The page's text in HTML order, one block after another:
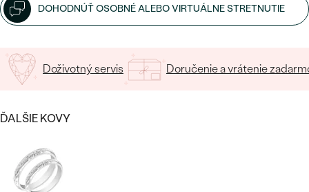
Wave kolekcia
OBJAVIŤ
OBJAVIŤ
DOHODNÚŤ OSOBNÉ ALEBO VIRTUÁLNE STRETNUTIE
Doživotný servis Doručenie a vrátenie
ĎALŠIE KOVY